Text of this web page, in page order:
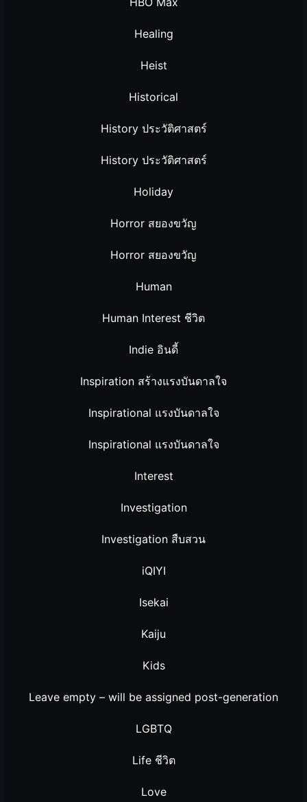
Healing
Heist
Historical
History ประวัติศาสตร์
History ประวัติศาสตร์
Holiday
Horror สยองขวัญ
Horror สยองขวัญ
Human
Human Interest ชีวิต
Indie อินดี้
Inspiration สร้างแรงบันดาลใจ
Inspirational แรงบันดาลใจ
Inspirational แรงบันดาลใจ
Interest
Investigation
Investigation สืบสวน
iQIYI
Isekai
Kaiju
Kids
Leave empty – will be assigned post-generation
LGBTQ
Life ชีวิต
Love